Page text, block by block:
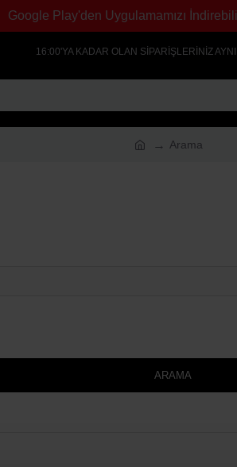
Google Play'den Uygulamamızı
16:00'YA KADAR OLAN SIPARIŞLERINIZ
Arama
ARAMA